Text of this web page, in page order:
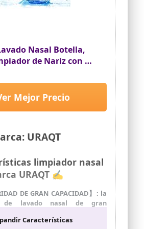
Es adecuado para
con alergias y otros problemas
Nasal Botella,
de Nariz con 2
URAQT
Mejor Precio
limpiador nasal
URAQT ✍
DE GRAN CAPACIDAD】: la
de lavado nasal de gran
aptos para uso alimentario
Características